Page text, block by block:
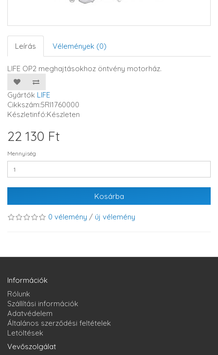
Leírás Vélemények (0)
LIFE OP2 meghajtásokhoz öntvény motorház.
Gyártók LIFE
Cikkszám:5RI1760000
Készletinfó:Készleten
22 130 Ft
Mennyiség
Kosárba
0 vélemény / új vélemény
Információk
Rólunk
Szállítási információk
Adatvédelem
Általános szerződési feltételek
Letöltések
Vevőszolgálat